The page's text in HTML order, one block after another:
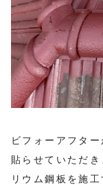
ビフォーアフタ
貼らせていただ
リウム鋼板を施